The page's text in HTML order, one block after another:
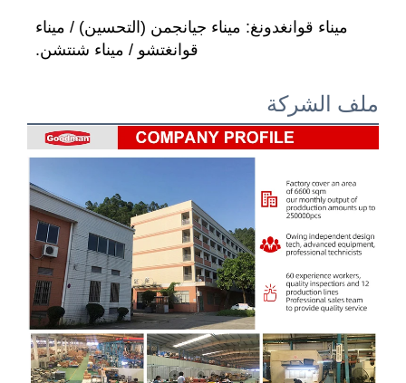
ميناء قوانغدونغ: ميناء جيانجمن (التحسين) / ميناء
قوانغتشو / ميناء شنتشن.